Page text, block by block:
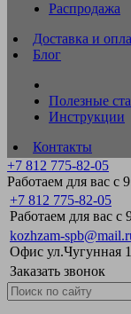
Распродажа
Доставка и
Блог
Полезные
Инструкции
Контакты
+7 812 775-82-05
Работаем для вас с
+7 812 775-82-05
Работаем для вас с
kozhzam-
Офис ул.Чугунная
Заказать звонок